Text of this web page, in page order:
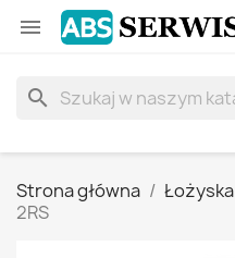

search
Strona główna Łożyska
2RS